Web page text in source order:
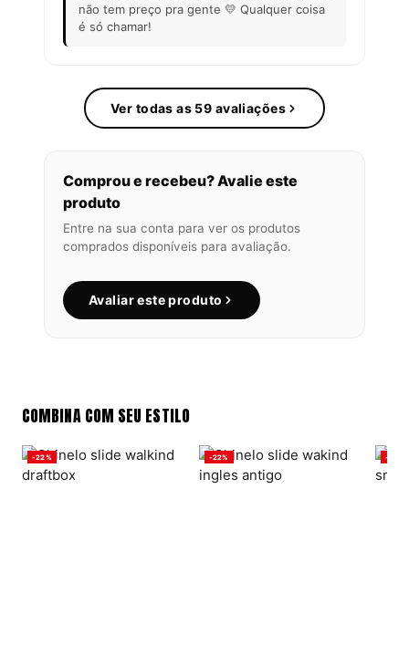
não tem preço pra gente 💛 Qualquer coisa
é só chamar!
Ver todas as 59 avaliações
Comprou e recebeu? Avalie este
produto
Entre na sua conta para ver os produtos
comprados disponíveis para avaliação.
Avaliar este produto
COMBINA COM SEU ESTILO
-22% -22% -22%